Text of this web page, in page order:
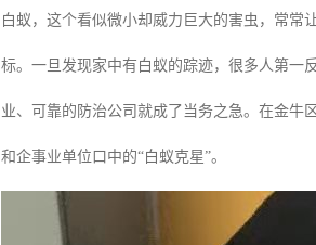
白蚁，这个看似微小却威力巨大的害虫，常常
标。一旦发现家中有白蚁的踪迹，很多人第
业、可靠的防治公司就成了当务之急。在金牛
和企事业单位口中的“白蚁克星”。